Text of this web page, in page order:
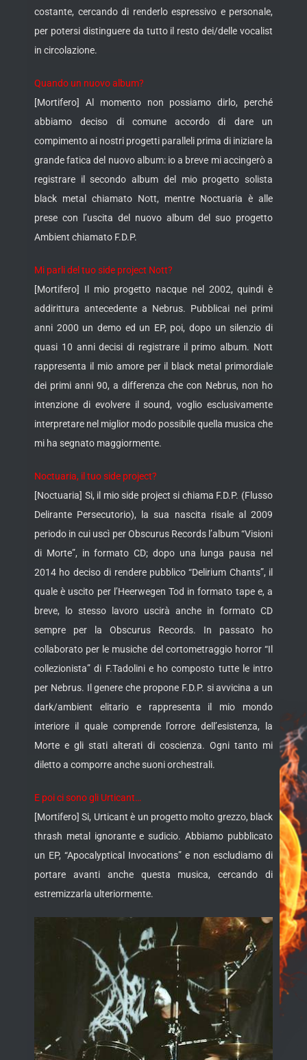
costante, cercando di renderlo espressivo e personale,
per potersi distinguere da tutto il resto dei/delle vocalist
in circolazione.
Quando un nuovo album?
[Mortifero] Al momento non possiamo dirlo, perché
abbiamo deciso di comune accordo di dare un
compimento ai nostri progetti paralleli prima di iniziare la
grande fatica del nuovo album: io a breve mi accingerò a
registrare il secondo album del mio progetto solista
black metal chiamato Nott, mentre Noctuaria è alle
prese con l’uscita del nuovo album del suo progetto
Ambient chiamato F.D.P.
Mi parli del tuo side project Nott?
[Mortifero] Il mio progetto nacque nel 2002, quindi è
addirittura antecedente a Nebrus. Pubblicai nei primi
anni 2000 un demo ed un EP, poi, dopo un silenzio di
quasi 10 anni decisi di registrare il primo album. Nott
rappresenta il mio amore per il black metal primordiale
dei primi anni 90, a differenza che con Nebrus, non ho
intenzione di evolvere il sound, voglio esclusivamente
interpretare nel miglior modo possibile quella musica che
mi ha segnato maggiormente.
Noctuaria, il tuo side project?
[Noctuaria] Si, il mio side project si chiama F.D.P. (Flusso
Delirante Persecutorio), la sua nascita risale al 2009
periodo in cui uscì per Obscurus Records l’album “Visioni
di Morte”, in formato CD; dopo una lunga pausa nel
2014 ho deciso di rendere pubblico “Delirium Chants”, il
quale è uscito per l’Heerwegen Tod in formato tape e, a
breve, lo stesso lavoro uscirà anche in formato CD
sempre per la Obscurus Records. In passato ho
collaborato per le musiche del cortometraggio horror “Il
collezionista” di F.Tadolini e ho composto tutte le intro
per Nebrus. Il genere che propone F.D.P. si avvicina a un
dark/ambient elitario e rappresenta il mio mondo
interiore il quale comprende l’orrore dell’esistenza, la
Morte e gli stati alterati di coscienza. Ogni tanto mi
diletto a comporre anche suoni orchestrali.
E poi ci sono gli Urticant…
[Mortifero] Si, Urticant è un progetto molto grezzo, black
thrash metal ignorante e sudicio. Abbiamo pubblicato
un EP, “Apocalyptical Invocations” e non escludiamo di
portare avanti anche questa musica, cercando di
estremizzarla ulteriormente.